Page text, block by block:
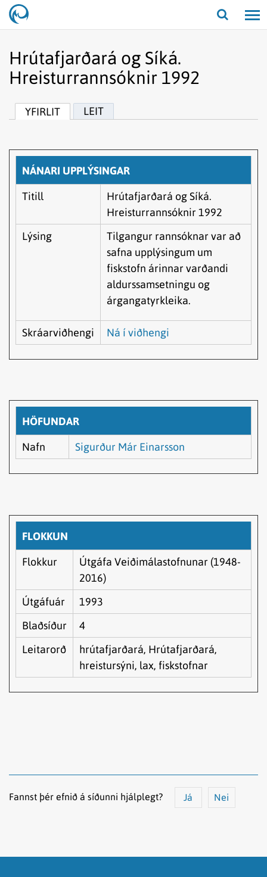
Opna/
Hrútafjarðará og Síká.
Hreisturrannsóknir 1992
YFIRLIT LEIT
NÁNARI UPPLÝSINGAR
Titill
Hrútafjarðará og Síká.
Hreisturrannsóknir 1992
Lýsing
Tilgangur rannsóknar var að
safna upplýsingum um
fiskstofn árinnar varðandi
aldurssamsetningu og
árgangatyrkleika.
Skráarviðhengi Ná í viðhengi
HÖFUNDAR
Nafn Sigurður Már Einarsson
FLOKKUN
Flokkur
Útgáfa Veiðimálastofnunar (1948-
2016)
Útgáfuár
1993
Blaðsíður
4
Leitarorð
hrútafjarðará, Hrútafjarðará,
hreistursýni, lax, fiskstofnar
Fannst þér efnið á síðunni hjálplegt? Já Nei